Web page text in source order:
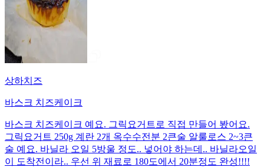
상하치즈
바스크 치즈케이크
바스크 치즈케이크 예요. 그릭요거트로 직접 만들어 봤어요.
그릭요거트 250g 계란 2개 옥수수전분 2큰술 알룰로스 2~3큰
술 예요. 바닐라 오일 5방울 정도.. 넣어야 하는데.. 바닐라오일
이 도착전이라.. 우선 위 재료로 180도에서 20분정도 완성!!!!